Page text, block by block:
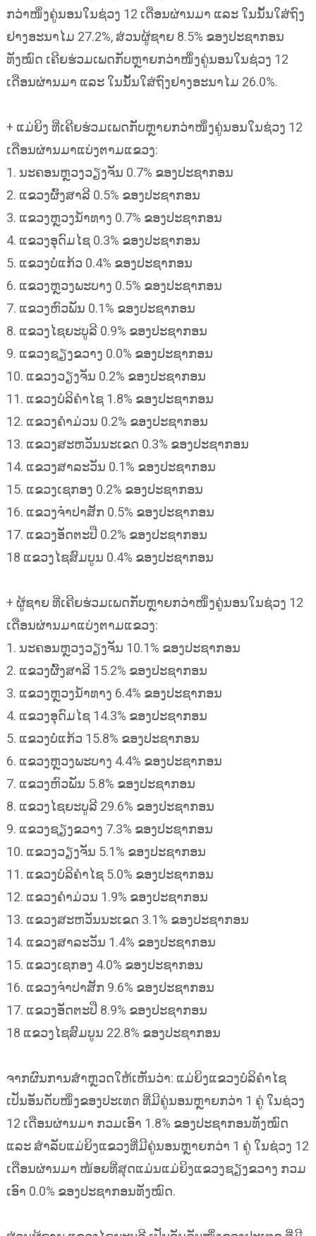
ກວ່າໜຶ່ງຄູ່ນອນໃນຊ່ວງ 12 ເດືອນຜ່ານມາ ແລະ ໃນນັ້ນໃສ່ຖົງ
ຢາງອະນາໄມ 27.2%, ສ່ວນຜູ້ຊາຍ 8.5% ຂອງປະຊາກອນ
ທັງໝົດ ເຄີຍຮ່ວມເພດກັບຫຼາຍກວ່າໜຶ່ງຄູ່ນອນໃນຊ່ວງ 12
ເດືອນຜ່ານມາ ແລະ ໃນນັ້ນໃສ່ຖົງຢາງອະນາໄມ 26.0%.
+ ແມ່ຍິງ ທີ່ເຄີຍຮ່ວມເພດກັບຫຼາຍກວ່າໜຶ່ງຄູ່ນອນໃນຊ່ວງ 12
ເດືອນຜ່ານມາແບ່ງຕາມແຂວງ:
1.​ ນະຄອນຫຼວງວຽງຈັນ 0.7% ຂອງປະຊາກອນ
2. ແຂວງຜົ້ງສາລີ 0.5% ຂອງປະຊາກອນ
3. ແຂວງຫຼວງນ້ຳທາງ 0.7% ຂອງປະຊາກອນ
4. ແຂວງອຸດົມໄຊ 0.3% ຂອງປະຊາກອນ
5. ແຂວງບໍ່ແກ້ວ 0.4% ຂອງປະຊາກອນ
6. ແຂວງຫຼວງພະບາງ 0.5% ຂອງປະຊາກອນ
7. ແຂວງຫົວພັນ 0.1% ຂອງປະຊາກອນ
8. ແຂວງໄຊຍະບູລີ 0.9% ຂອງປະຊາກອນ
9.​ ແຂວງຊຽງຂວາງ 0.0% ຂອງປະຊາກອນ
10. ແຂວງວຽງຈັນ 0.2% ຂອງປະຊາກອນ
11. ແຂວງບໍລິຄຳໄຊ 1.8% ຂອງປະຊາກອນ
12. ແຂວງຄຳມ່ວນ 0.2% ຂອງປະຊາກອນ
13. ແຂວງສະຫວັນນະເຂດ 0.3% ຂອງປະຊາກອນ
14. ແຂວງສາລະວັນ 0.1% ຂອງປະຊາກອນ
15. ແຂວງເຊກອງ 0.2% ຂອງປະຊາກອນ
16.​ ແຂວງຈຳປາສັກ 0.5% ຂອງປະຊາກອນ
17. ແຂວງອັດຕະປື 0.2% ຂອງປະຊາກອນ
18 ແຂວງໄຊສົມບູນ 0.4% ຂອງປະຊາກອນ
+ ຜູ້ຊາຍ ທີ່ເຄີຍຮ່ວມເພດກັບຫຼາຍກວ່າໜຶ່ງຄູ່ນອນໃນຊ່ວງ 12
ເດືອນຜ່ານມາແບ່ງຕາມແຂວງ:
1.​ ນະຄອນຫຼວງວຽງຈັນ 10.1% ຂອງປະຊາກອນ
2. ແຂວງຜົ້ງສາລີ 15.2% ຂອງປະຊາກອນ
3. ແຂວງຫຼວງນ້ຳທາງ 6.4% ຂອງປະຊາກອນ
4. ແຂວງອຸດົມໄຊ 14.3% ຂອງປະຊາກອນ
5. ແຂວງບໍ່ແກ້ວ 15.8% ຂອງປະຊາກອນ
6. ແຂວງຫຼວງພະບາງ 4.4% ຂອງປະຊາກອນ
7. ແຂວງຫົວພັນ 5.8% ຂອງປະຊາກອນ
8. ແຂວງໄຊຍະບູລີ 29.6% ຂອງປະຊາກອນ
9.​ ແຂວງຊຽງຂວາງ 7.3% ຂອງປະຊາກອນ
10. ແຂວງວຽງຈັນ 5.1% ຂອງປະຊາກອນ
11. ແຂວງບໍລິຄຳໄຊ 5.0% ຂອງປະຊາກອນ
12. ແຂວງຄຳມ່ວນ 1.9% ຂອງປະຊາກອນ
13. ແຂວງສະຫວັນນະເຂດ 3.1% ຂອງປະຊາກອນ
14. ແຂວງສາລະວັນ 1.4% ຂອງປະຊາກອນ
15. ແຂວງເຊກອງ 4.0% ຂອງປະຊາກອນ
16.​ ແຂວງຈຳປາສັກ 9.6% ຂອງປະຊາກອນ
17. ແຂວງອັດຕະປື 8.9% ຂອງປະຊາກອນ
18 ແຂວງໄຊສົມບູນ 22.8% ຂອງປະຊາກອນ
ຈາກຜົນການສຳຫຼວດໃຫ້ເຫັນວ່າ: ແມ່ຍິງແຂວງບໍລິຄຳໄຊ
ເປັນອັນດັບໜຶ່ງຂອງປະເທດ ທີ່ມີຄູ່ນອນຫຼາຍກວ່າ 1 ຄູ່ ໃນຊ່ວງ
12 ເດືອນຜ່ານມາ ກວມເອົາ 1.8% ຂອງປະຊາກອນທັງໝົດ
ແລະ ສຳລັບແມ່ຍິງແຂວງທີ່ມີຄູ່ນອນຫຼາຍກວ່າ 1 ຄູ່ ໃນຊ່ວງ 12
ເດືອນຜ່ານມາ ໜ້ອຍທີ່ສຸດແມ່ນແມ່ຍິງແຂວງຊຽງຂວາງ ກວມ
ເອົາ 0.0% ຂອງປະຊາກອນທັງໝົດ.